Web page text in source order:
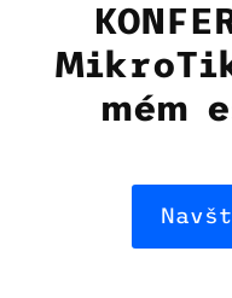
mém